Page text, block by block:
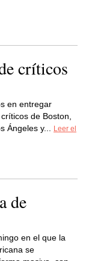
críticos
en entregar
de Boston,
Ángeles y...
Leer el
de
en el que la
se